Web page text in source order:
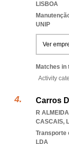
LISBOA
UNIP
Ver
Matches in
Activity
Carros
R
CASCAIS,
Transporte
LDA